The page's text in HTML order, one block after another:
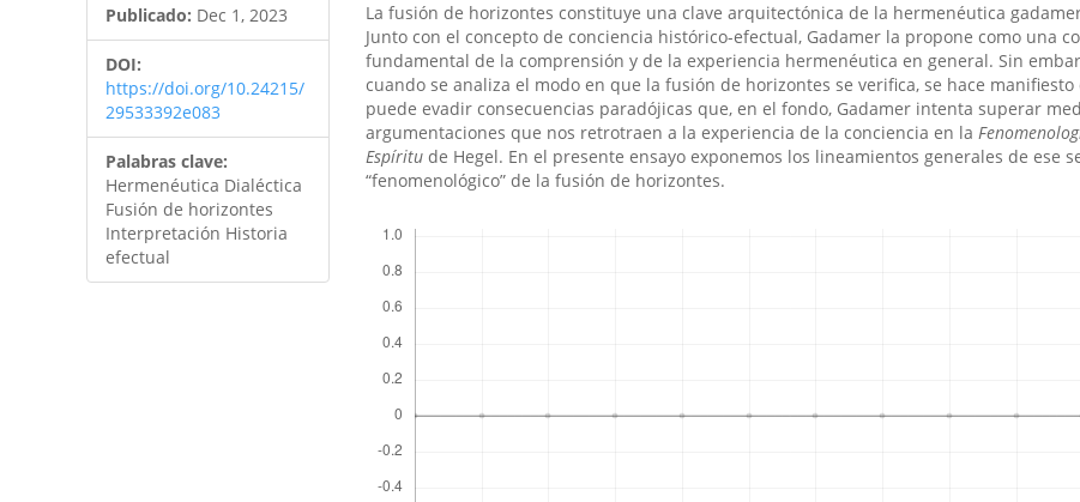
Publicado: Dec 1, 2023
DOI:
https://doi.org/10.24215/
29533392e083
Palabras clave:
Hermenéutica Dialéctica
Fusión de horizontes
Interpretación Historia
efectual
La fusión de horizontes constituye una clave arquitectónica de la hermenéutica
Junto con el concepto de conciencia histórico-efectual, Gadamer la propone como una
fundamental de la comprensión y de la experiencia hermenéutica en general. Sin
cuando se analiza el modo en que la fusión de horizontes se veriﬁca, se hace maniﬁesto
puede evadir consecuencias paradójicas que, en el fondo, Gadamer intenta superar
argumentaciones que nos retrotraen a la experiencia de la conciencia en la
Espíritude Hegel. En el presente ensayo exponemos los lineamientos generales de ese
“fenomenológico” de la fusión de horizontes.